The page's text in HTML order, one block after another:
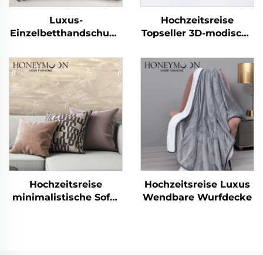
Luxus-
Einzelbetthandschuhe
gewaschener Leinen-
und Baumwollqualität,
atmungsaktives
Natur-Steppdecken-
Set
Hochzeitsreise
Topseller 3D-modische
Kinder, Zuhause
Kissenbezüge für
Schlafzimmer
Hochzeitsreise
minimalistische Sofa-
Hochzeitsreise Luxus
Wendbare Wurfdecke